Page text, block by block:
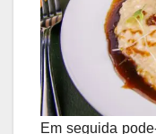
Em seguida